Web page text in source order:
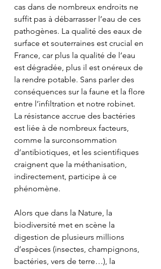
cas dans de nombreux endroits ne
suffit pas à débarrasser l’eau de ces
pathogènes. La qualité des eaux de
surface et souterraines est crucial en
France, car plus la qualité de l’eau
est dégradée, plus il est onéreux de
la rendre potable. Sans parler des
conséquences sur la faune et la flore
entre l’infiltration et notre robinet.
La résistance accrue des bactéries
est liée à de nombreux facteurs,
comme la surconsommation
d’antibiotiques, et les scientifiques
craignent que la méthanisation,
indirectement, participe à ce
phénomène.
Alors que dans la Nature, la
biodiversité met en scène la
digestion de plusieurs millions
d’espèces (insectes, champignons,
bactéries, vers de terre…), la